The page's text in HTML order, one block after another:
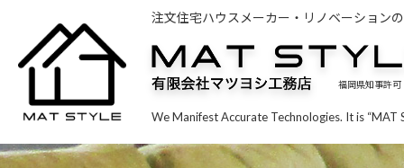
注文住宅ハウスメーカー・リノベーション
福岡県知事許
We Manifest Accurate Technologies. It is “MAT